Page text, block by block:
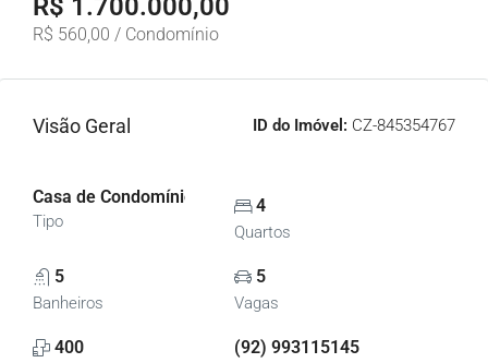
R$ 1.700.000,00
R$ 560,00 / Condomínio
Visão Geral ID do Imóvel: CZ-845354767
Casa de Condomínio, Sobrado
Tipo
4
Quartos
5
Banheiros
5
Vagas
400 (92) 993115145